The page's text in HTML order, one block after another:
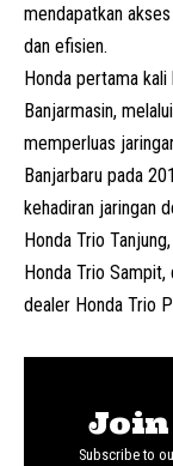
mendapatkan
dan efisien.
Honda pertama kali
Banjarmasin,
memperluas
Banjarbaru pada
kehadiran jaringan
Honda Trio
Honda Trio Sampit,
dealer Honda Trio
Join
Subscribe to